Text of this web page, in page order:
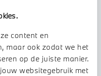
content en
maar ook zodat we het
op de juiste manier.
websitegebruik met